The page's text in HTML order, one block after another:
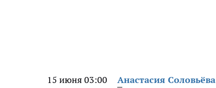
15 июня 03:00 Анастасия Соловьёва